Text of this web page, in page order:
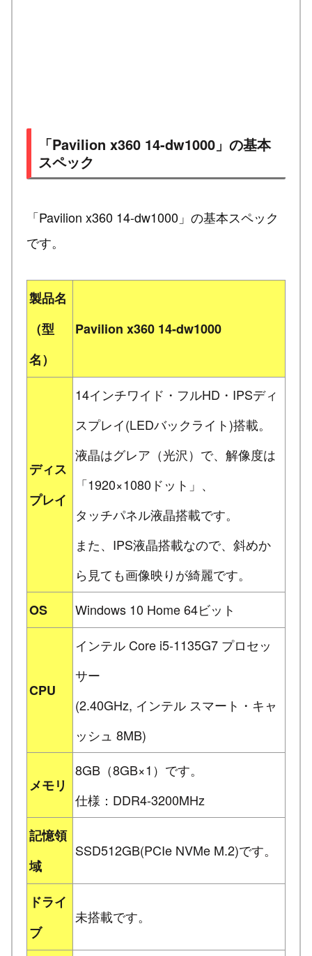
「Pavilion x360 14-dw1000」の基本
スペック
「Pavilion x360 14-dw1000」の基本スペック
です。
製品名
（型
名）
Pavilion x360 14-dw1000
ディス
プレイ
14インチワイド・フルHD・IPSディ
スプレイ(LEDバックライト)搭載。
液晶はグレア（光沢）で、解像度は
「1920×1080ドット」、
タッチパネル液晶搭載です。
また、IPS液晶搭載なので、斜めか
ら見ても画像映りが綺麗です。
OS
Windows 10 Home 64ビット
CPU
インテル Core i5-1135G7 プロセッ
サー
(2.40GHz, インテル スマート・キャ
ッシュ 8MB)
メモリ
8GB（8GB×1）です。
仕様：DDR4-3200MHz
記憶領
域
SSD512GB(PCIe NVMe M.2)です。
ドライ
ブ
未搭載です。